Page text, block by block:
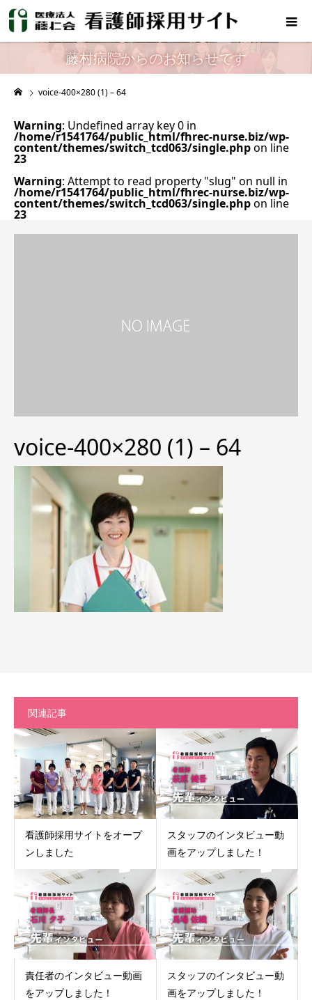
藤村病院からのお知らせです
voice-400×280 (1) – 64
Warning: Undefined array key 0 in
/home/r1541764/public_html/fhrec-nurse.biz/wp-
content/themes/switch_tcd063/single.phpon line
23
Warning: Attempt to read property "slug" on null in
/home/r1541764/public_html/fhrec-nurse.biz/wp-
content/themes/switch_tcd063/single.phpon line
23
voice-400×280 (1) – 64
関連記事
看護師採用サイトをオープ
ンしました
スタッフのインタビュー動
画をアップしました！
責任者のインタビュー動画
をアップしました！
スタッフのインタビュー動
画をアップしました！